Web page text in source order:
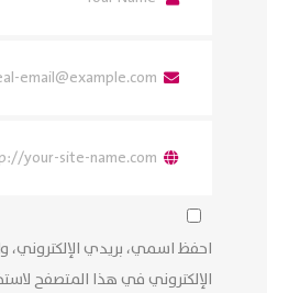
احفظ اسمي، بريدي الإلكتروني،
الإلكتروني في هذا المتصفح